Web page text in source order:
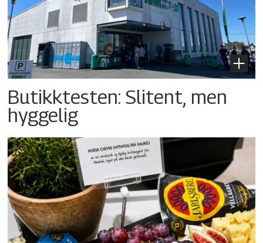
Butikktesten: Slitent, men
hyggelig